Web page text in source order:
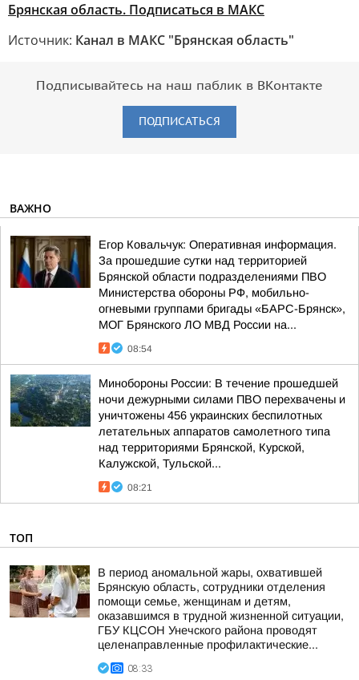
Брянская область. Подписаться в МАКС
Источник: Канал в МАКС "Брянская область"
Подписывайтесь на наш паблик в ВКонтакте
ПОДПИСАТЬСЯ
ВАЖНО
Егор Ковальчук: Оперативная информация.
За прошедшие сутки над территорией
Брянской области подразделениями ПВО
Министерства обороны РФ, мобильно-
огневыми группами бригады «БАРС-Брянск»,
МОГ Брянского ЛО МВД России на...
08:54
Минобороны России: В течение прошедшей
ночи дежурными силами ПВО перехвачены и
уничтожены 456 украинских беспилотных
летательных аппаратов самолетного типа
над территориями Брянской, Курской,
Калужской, Тульской...
08:21
ТОП
В период аномальной жары, охватившей
Брянскую область, сотрудники отделения
помощи семье, женщинам и детям,
оказавшимся в трудной жизненной ситуации,
ГБУ КЦСОН Унечского района проводят
целенаправленные профилактические...
08:33